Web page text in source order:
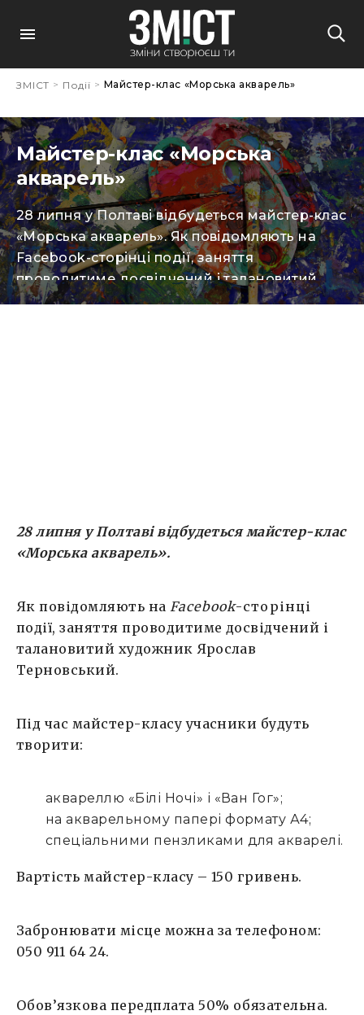
ЗМІСТ > Події > Майстер-клас «Морська акварель»
Майстер-клас «Морська
акварель»
28 липня у Полтаві відбудеться майстер-клас
«Морська акварель». Як повідомляють на
Facebook-сторінці події, заняття
проводитиме досвідчений і талановитий
художник Ярослав Терновський. Під час
28 липня у Полтаві відбудеться майстер-клас
«Морська акварель».
Як повідомляють на Facebook-сторінці
події, заняття проводитиме досвідчений і
талановитий художник Ярослав
Терновський.
Під час майстер-класу учасники будуть
творити:
аквареллю «Білі Ночі» і «Ван Гог»;
на акварельному папері формату А4;
спеціальними пензликами для акварелі.
Вартість майстер-класу – 150 гривень.
Забронювати місце можна за телефоном:
050 911 64 24.
Обов’язкова передплата 50% обязательна.